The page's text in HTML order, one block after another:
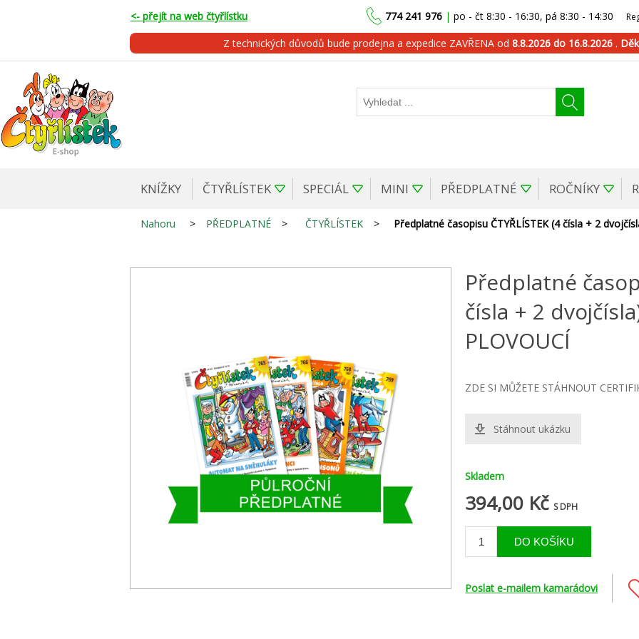
<- přejít na web čtyřlístku 774 241 976 |po - čt 8:30 - 16:30, pá 8:30 - 14:30
Z technických důvodů bude prodejna a expedice ZAVŘENA od 8.8.2026 do 16.8.2026 .
KNÍŽKY ČTYŘLÍSTEK SPECIÁL MINI PŘEDPLATNÉ ROČNÍKY
Nahoru > PŘEDPLATNÉ > ČTYŘLÍSTEK > Předplatné časopisu ČTYŘLÍSTEK (4 čísla + 2
Předplatné
čísla + 2
PLOVOUCÍ
ZDE SI MŮŽETE STÁHNOUT
Stáhnout ukázku
Skladem
394,00 Kč S DPH
Poslat e-mailem kamarádovi